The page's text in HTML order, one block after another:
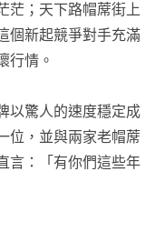
茫；天下路帽蓆街上
個新起競爭對手充滿
行情。
以驚人的速度穩定成
位，並與兩家老帽蓆
言：「有你們這些年